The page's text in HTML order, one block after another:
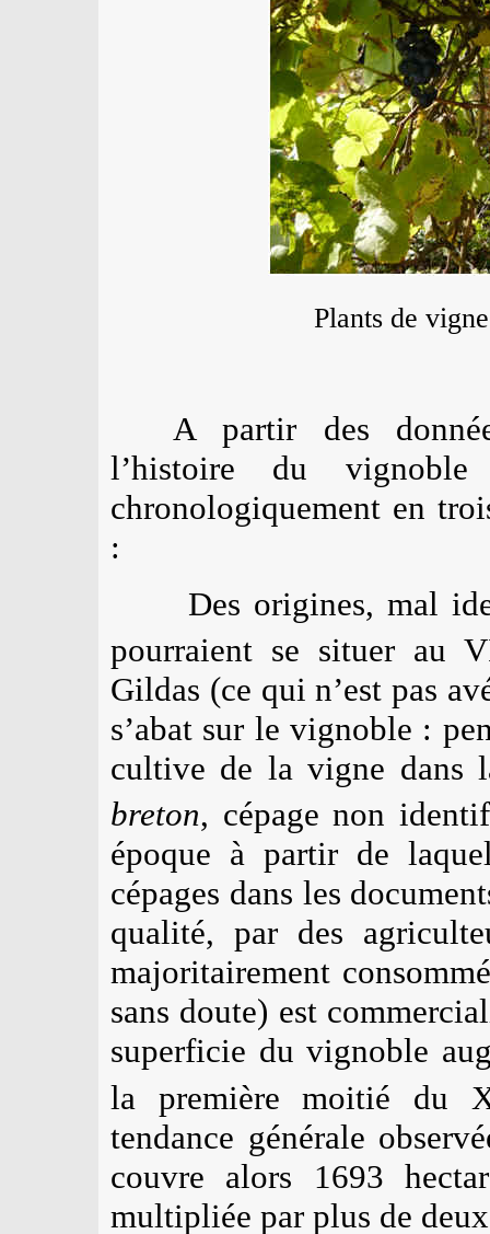
Plants de
A partir des
l’histoire du
chronologiquement en
:
Des origines, mal
pourraient se situer au
Gildas (ce qui n’est pas
s’abat sur le vignoble :
cultive de la vigne dans
breton, cépage non
époque à partir de
cépages dans les
qualité, par des
majoritairement
sans doute) est
superficie du vignoble
la première moitié du
tendance générale
couvre alors 1693
multipliée par plus de